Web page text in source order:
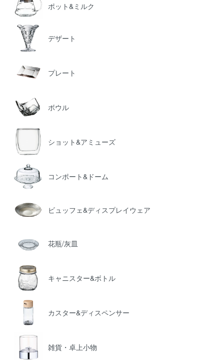
ポット&ミルク
デザート
プレート
ボウル
ショット&アミューズ
コンポート&ドーム
ビュッフェ&ディスプレイウェア
花瓶/灰皿
キャニスター&ボトル
カスター&ディスペンサー
雑貨・卓上小物